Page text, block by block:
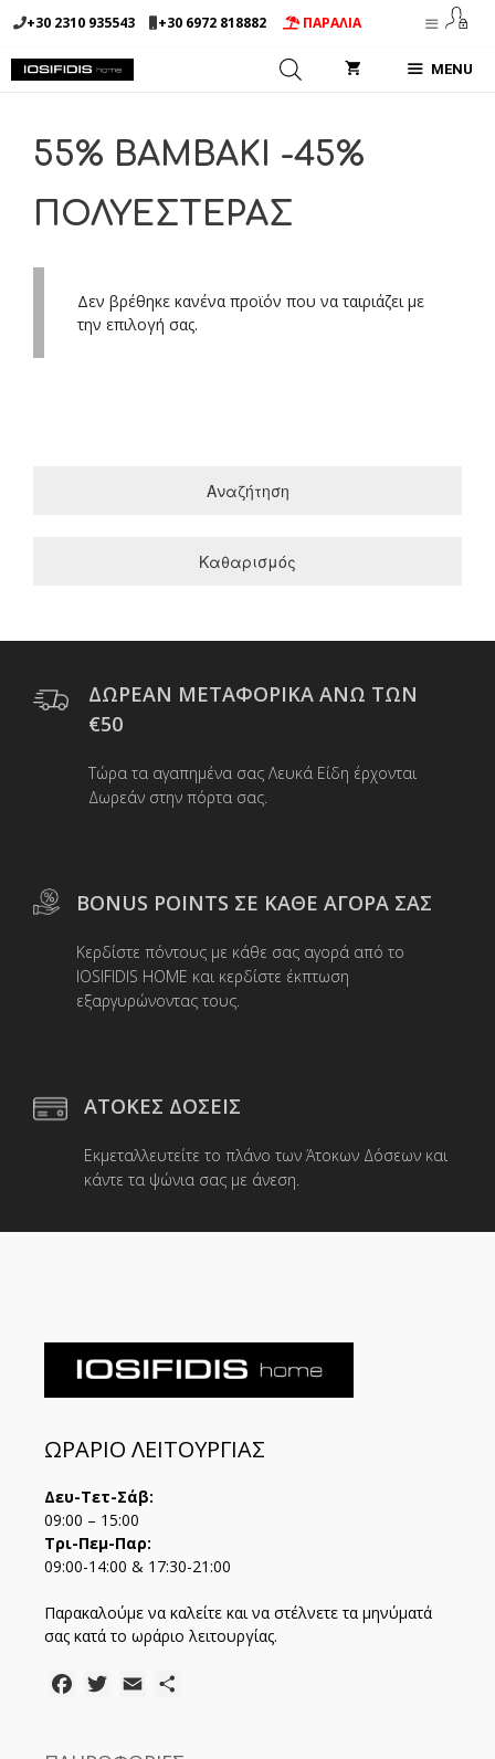
Μετάβαση
σε
περιεχόμενο
+30 2310 935543 +30 6972 818882 ΠΑΡΑΛΙΑ
MENU
55% BAMBAKI -45%
ΠΟΛΥΕΣΤΕΡΑΣ
Δεν βρέθηκε κανένα προϊόν που να ταιριάζει με
την επιλογή σας.
Αναζήτηση
Καθαρισμός
ΔΩΡΕΑΝ ΜΕΤΑΦΟΡΙΚΑ ΑΝΩ ΤΩΝ
€50
Τώρα τα αγαπημένα σας Λευκά Είδη έρχονται
Δωρεάν στην πόρτα σας.
BONUS POINTS ΣΕ ΚΑΘΕ ΑΓΟΡΑ ΣΑΣ
Κερδίστε πόντους με κάθε σας αγορά από το
IOSIFIDIS HOME και κερδίστε έκπτωση
εξαργυρώνοντας τους.
ΑΤΟΚΕΣ ΔΟΣΕΙΣ
Εκμεταλλευτείτε το πλάνο των Άτοκων Δόσεων και
κάντε τα ψώνια σας με άνεση.
ΩΡΑΡΙΟ ΛΕΙΤΟΥΡΓΙΑΣ
Δευ-Τετ-Σάβ:
09:00 – 15:00
Τρι-Πεμ-Παρ:
09:00-14:00 & 17:30-21:00
Παρακαλούμε να καλείτε και να στέλνετε τα μηνύματά
σας κατά το ωράριο λειτουργίας.
FacebookTwitter
Email